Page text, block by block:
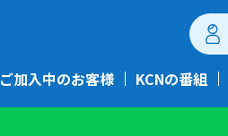
ご加入中のお客様 KCNの番組